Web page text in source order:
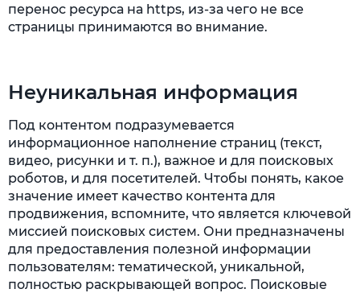
перенос ресурса на https, из-за чего не все
страницы принимаются во внимание.
Неуникальная информация
Под контентом подразумевается
информационное наполнение страниц (текст,
видео, рисунки и т. п.), важное и для поисковых
роботов, и для посетителей. Чтобы понять, какое
значение имеет качество контента для
продвижения, вспомните, что является ключевой
миссией поисковых систем. Они предназначены
для предоставления полезной информации
пользователям: тематической, уникальной,
полностью раскрывающей вопрос. Поисковые